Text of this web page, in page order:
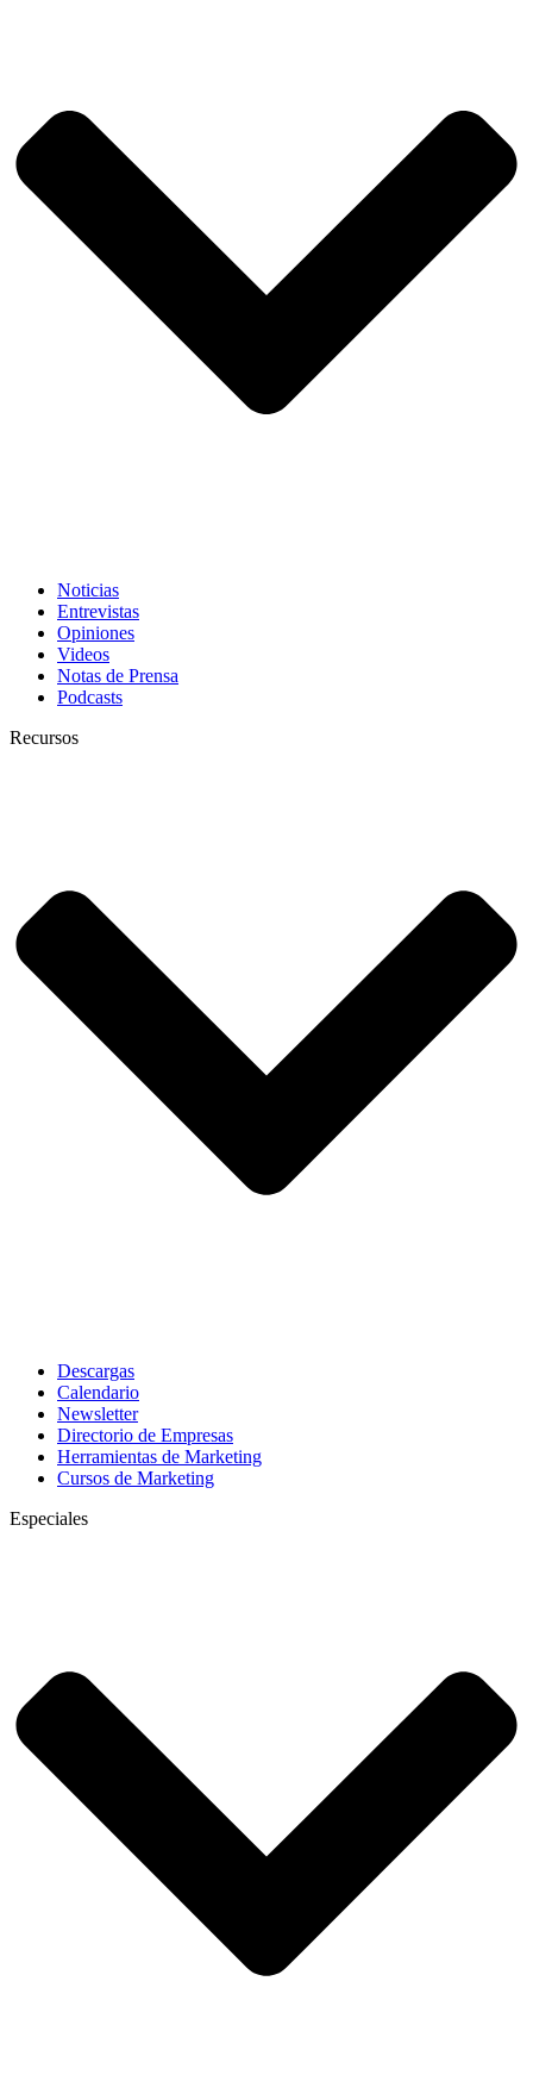
Noticias
Entrevistas
Opiniones
Videos
Notas de Prensa
Podcasts
Recursos
Descargas
Calendario
Newsletter
Directorio de Empresas
Herramientas de Marketing
Cursos de Marketing
Especiales